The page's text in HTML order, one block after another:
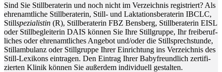
Sind Sie Still­be­ra­te­rin und noch nicht im Ver­zeich­nis regis­triert? Als
ehren­amt­li­che Still­be­ra­te­rin, Still- und Lak­ta­ti­ons­be­ra­te­rin IBCLC,
Stillspe­zia­lis­tin (R), Still­be­ra­te­rin FBZ Bens­berg, Still­be­ra­te­rin EISL
oder Still­be­glei­te­rin DAIS kön­nen Sie Ihre Still­grup­pe, Ihr frei­be­ruf­
li­ches oder ehren­amt­li­ches Ange­bot und/oder die Still­sprech­stun­de,
Still­am­bu­lanz oder Still­grup­pe Ihrer Ein­rich­tung ins Ver­zeich­nis des
Still-Lexi­kons ein­tra­gen. Den Ein­trag Ihrer Baby­freund­lich zer­ti­fi­
zier­ten Kli­nik kön­nen Sie außer­dem indi­vi­du­ell gestalten.